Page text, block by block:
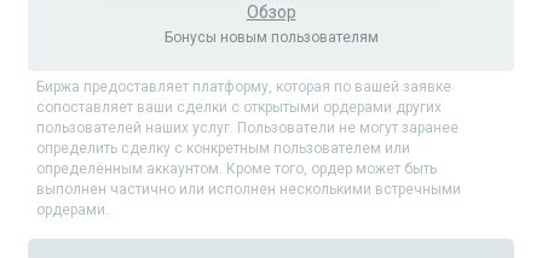
Обзор
Бонусы новым пользователям
Биржа предоставляет платформу, которая по вашей заявке
сопоставляет ваши сделки с открытыми ордерами других
пользователей наших услуг. Пользователи не могут заранее
определить сделку с конкретным пользователем или
определённым аккаунтом. Кроме того, ордер может быть
выполнен частично или исполнен несколькими встречными
ордерами.